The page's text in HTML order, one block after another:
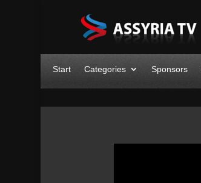
Start Categories Sponsors